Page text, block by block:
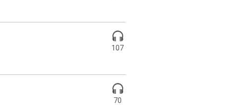
107
70